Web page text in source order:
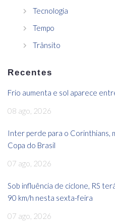
Tecnologia
Tempo
Trânsito
Recentes
Frio aumenta e sol aparece
08 ago, 2026
Inter perde para o Corinthians,
Copa do Brasil
07 ago, 2026
Sob influência de ciclone, RS
90 km/h nesta sexta-feira
07 ago, 2026